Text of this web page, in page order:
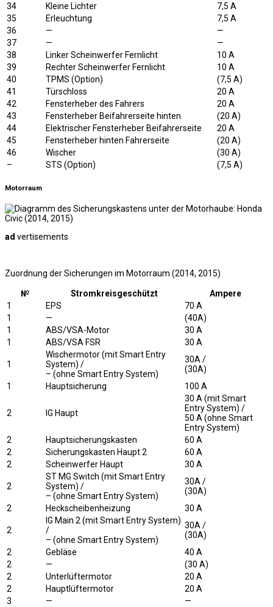
34
Kleine Lichter
7,5 A
35
Erleuchtung
7,5 A
36
—
—
37
—
—
38
Linker Scheinwerfer Fernlicht
10 A
39
Rechter Scheinwerfer Fernlicht
10 A
40
TPMS (Option)
(7,5 A)
41
Türschloss
20 A
42
Fensterheber des Fahrers
20 A
43
Fensterheber Beifahrerseite hinten
(20 A)
44
Elektrischer Fensterheber Beifahrerseite
20 A
45
Fensterheber hinten Fahrerseite
(20 A)
46
Wischer
(30 A)
–
STS (Option) (7,5 A)
Motorraum
ad vertisements
Zuordnung der Sicherungen im Motorraum (2014, 2015)
№ Stromkreisgeschützt
Ampere
1
EPS
70 A
1
—
(40A)
1
ABS/VSA-Motor
30 A
1
ABS/VSA FSR 30 A
1
Wischermotor (mit Smart Entry
System) /
– (ohne Smart Entry System)
30A /
(30A)
1
Hauptsicherung 100 A
2 IG Haupt
30 A (mit Smart
Entry System) /
50 A (ohne Smart
Entry System)
2
Hauptsicherungskasten
60 A
2
Sicherungskasten Haupt 2
60 A
2
Scheinwerfer Haupt 30 A
2
ST MG Switch (mit Smart Entry
System) /
– (ohne Smart Entry System)
30A /
(30A)
2
Heckscheibenheizung 30 A
2
IG Main 2 (mit Smart Entry System)
/
– (ohne Smart Entry System)
30A /
(30A)
2
Gebläse
40 A
2
—
(30 A)
2
Unterlüftermotor
20 A
2
Hauptlüftermotor
20 A
3
—
—